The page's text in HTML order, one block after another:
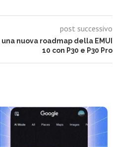
post successivo
nuova roadmap della EMUI
10 con P30 e P30 Pro